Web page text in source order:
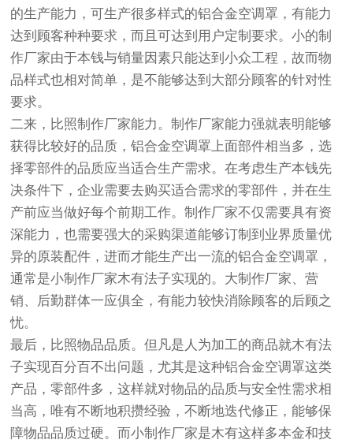
的生产能力，可生产很多样式的铝合金空调罩，有能力
达到顾客种种要求，而且可达到用户定制要求。小的制
作厂家由于本钱与销量因素只能达到小众工程，故而物
品样式也相对简单，是不能够达到大部分顾客的针对性
要求。
二来，比照制作厂家能力。制作厂家能力强就表明能够
获得比较好的品质，铝合金空调罩上面部件相当多，选
择零部件的品质应当适合生产需求。在考虑生产本钱先
决条件下，企业需要去购买适合需求的零部件，并在生
产前应当做好每个前期工作。制作厂家不仅需要具有资
深能力，也需要强大的采购渠道能够订制到业界质量优
异的原装配件，进而才能生产出一流的铝合金空调罩，
通常是小制作厂家木有法子实现的。大制作厂家、营
销、后勤群体一应俱全，有能力较快消除顾客的后顾之
忧。
最后，比照物品品质。但凡是人为加工的商品就木有法
子实现百分百不出问题，尤其是这种铝合金空调罩这类
产品，零部件多，这样就对物品的品质与安全性需求相
当高，唯有不断地积攒经验，不断地迭代修正，能够保
障物品品质过硬。而小制作厂家是木有这样多本金和技